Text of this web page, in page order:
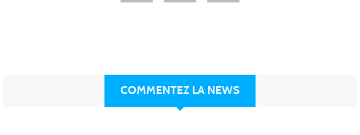
COMMENTEZ LA NEWS